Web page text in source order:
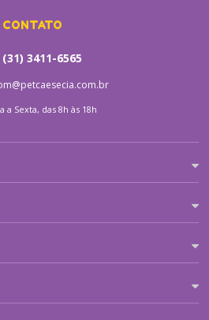
CONTATO
(31) 3411-6565
a Sexta, das 8h às 18h